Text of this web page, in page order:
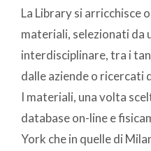
La Library si arricchisce
materiali, selezionati da
interdisciplinare, tra i
dalle aziende o ricercati
I materiali, una volta
database on-line e
York che in quelle di